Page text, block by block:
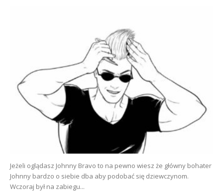
Jeżeli oglądasz Johnny Bravo to na pewno wiesz że główny bohater
Johnny bardzo o siebie dba aby podobać się dziewczynom.
Wczoraj był na zabiegu...